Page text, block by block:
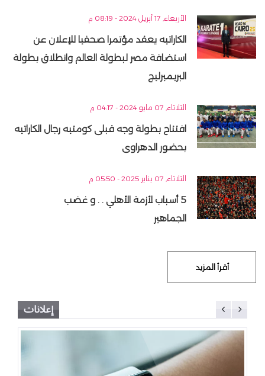
الأربعاء, 17 أبريل 2024 - 08:19 م
الكاراتيه يعقد مؤتمرا صحفيا للإعلان عن
استضافة مصر لبطولة العالم وانطلاق بطولة
البريميرليج
الثلاثاء, 07 مايو 2024 - 04:17 م
افتتاح بطولة وجه قبلى كومتيه رجال الكاراتيه
بحضور الدهراوى
الثلاثاء, 07 يناير 2025 - 05:50 م
5 أسباب لأزمة الأهلي . . و غضب
الجماهير
أقرأ المزيد
إعلانات